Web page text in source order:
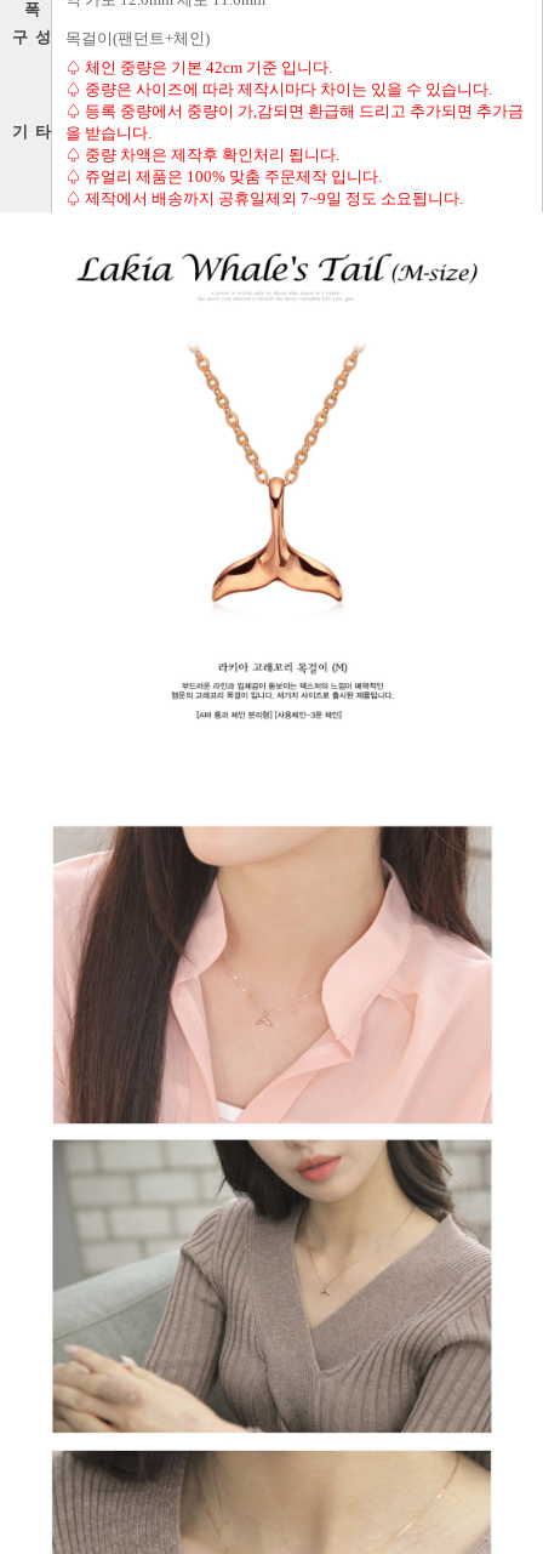
폭
구 성 목걸이(팬던트+체인)
기 타
♤ 체인 중량은 기본 42cm 기준 입니다.
♤ 중량은 사이즈에 따라 제작시마다 차이는 있을 수 있습니다.
♤ 등록 중량에서 중량이 가,감되면 환급해 드리고 추가되면 추가금
을 받습니다.
♤ 중량 차액은 제작후 확인처리 됩니다.
♤ 쥬얼리 제품은 100% 맞춤 주문제작 입니다.
♤ 제작에서 배송까지 공휴일제외 7~9일 정도 소요됩니다.